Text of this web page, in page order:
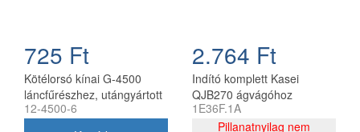
725 Ft
Kötélorsó kínai G-4500
láncfűrészhez, utángyártott
12-4500-6
2.764 Ft
Indító komplett Kasei
QJB270 ágvágóhoz
1E36F.1A
1E36F.1A
Pillanatnyilag nem